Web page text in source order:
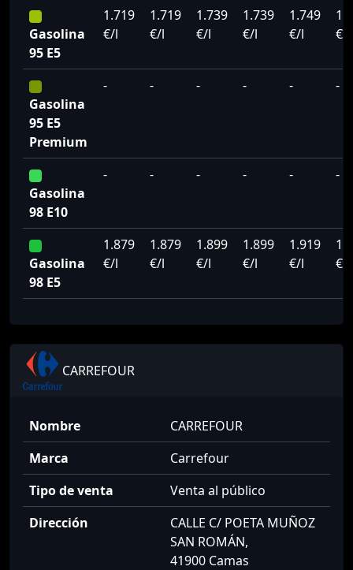
Gasolina
95 E5
1.719
€/l
1.719
€/l
1.739
€/l
1.739
€/l
1.749
€/l
€/l
Gasolina
95 E5
Premium
- - - - - -
Gasolina
98 E10
- - - - - -
Gasolina
98 E5
1.879
€/l
1.879
€/l
1.899
€/l
1.899
€/l
1.919
€/l
€/l
CARREFOUR
Nombre
CARREFOUR
Marca
Carrefour
Tipo de venta
Venta al público
Dirección
CALLE C/ POETA MUÑOZ
SAN ROMÁN,
41900 Camas